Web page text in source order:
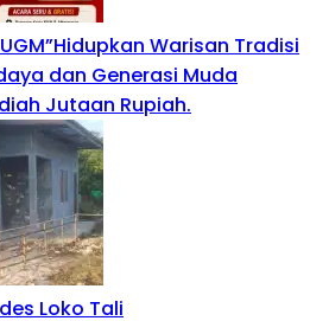
UGM”Hidupkan Warisan Tradisi
dan Generasi Muda
Jutaan Rupiah.
Loko Tali